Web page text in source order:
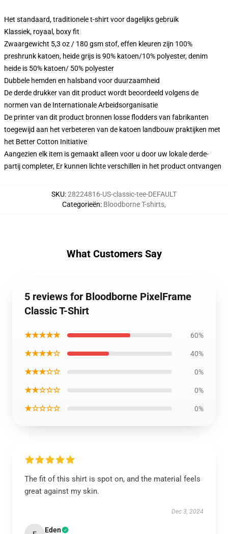
Het standaard, traditionele t-shirt voor dagelijks gebruik
Klassiek, royaal, boxy fit
Zwaargewicht 5,3 oz / 180 gsm stof, effen kleuren zijn 100%
preshrunk katoen, heide grijs is 90% katoen/10% polyester, denim
heide is 50% katoen/ 50% polyester
Dubbele hemden en halsband voor duurzaamheid
De derde drukker van dit product wordt beoordeeld volgens de
normen van de Internationale Arbeidsorganisatie
De printer van dit product bronnen losse flodders van fabrikanten
toegewijd aan het verbeteren van de katoen landbouw praktijken met
het Better Cotton Initiative
Aangezien elk item is gemaakt alleen voor u door uw lokale derde-
partij completer, Er kunnen lichte verschillen in het product ontvangen
SKU:28224816-US-classic-tee-DEFAULT
Categorieën: Bloodborne T-shirts,
What Customers Say
5 reviews for Bloodborne PixelFrame
Classic T-Shirt
★★★★★ 60%
★★★★☆ 40%
★★★☆☆ 0%
★★☆☆☆ 0%
★☆☆☆☆ 0%
The fit of this shirt is spot on, and the material feels
great against my skin.
Dec 3, 2024
Eden